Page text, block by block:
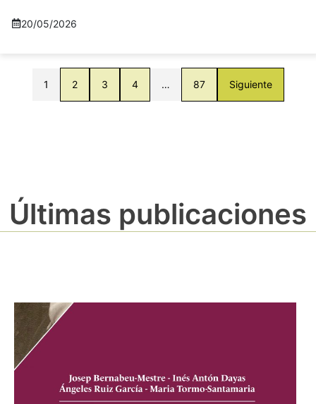
20/05/2026
1 2 3 4 … 87 Siguiente
Últimas publicaciones